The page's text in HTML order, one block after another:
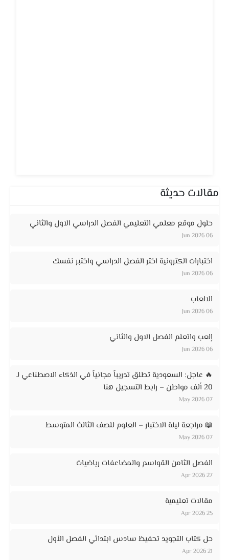
مقالات حديثة
حلول موقع معلمي التعليمي الفصل الدراسي الاول والثاني
06 Jun 2026
اختبارات الكترونية اختر الفصل الدراسي واختبر نفسك
06 Jun 2026
الالعاب
06 Jun 2026
إلعب واتعلم الفصل الاول والثاني
06 Jun 2026
🔥 عاجل: السعودية تطلق تدريباً مجانياً في الذكاء الاصطناعي لـ
20 ألف مواطن – رابط التسجيل هنا
07 May 2026
📖 مراجعة ليلة الاختبار – العلوم للصف الثالث المتوسط
07 May 2026
الفصل الثامن القواسم والمضاعفات رياضيات
27 Apr 2026
مقالات تعليمية
25 Apr 2026
حل كتاب التجويد تحفيظ سادس ابتدائي الفصل الأول
21 Apr 2026